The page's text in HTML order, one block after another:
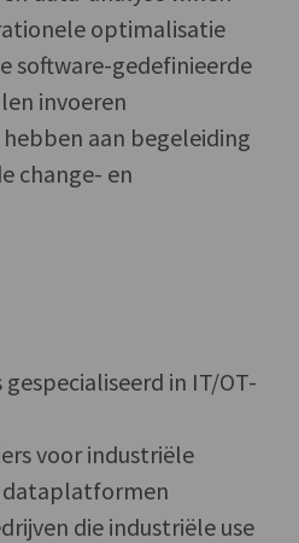
optimalisatie
software-gedefinieerde
invoeren
aan begeleiding
change- en
in IT/OT-
voor industriële
dataplatformen
die industriële use